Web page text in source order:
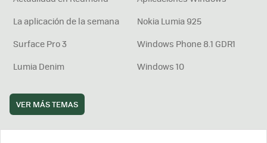
La aplicación de la semana
Nokia Lumia 925
Surface Pro 3
Windows Phone 8.1 GDR1
Lumia Denim
Windows 10
VER MÁS TEMAS